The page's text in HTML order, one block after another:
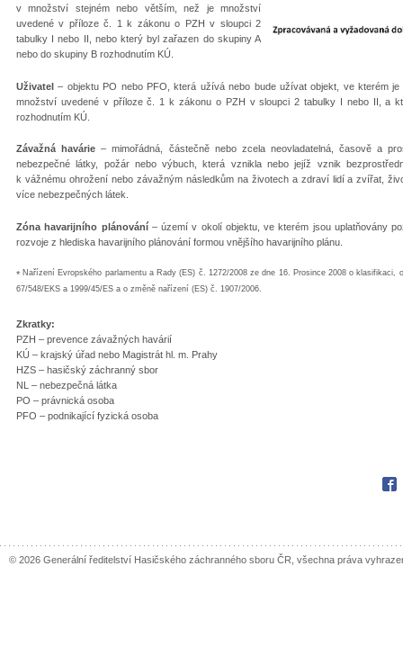
v množství stejném nebo větším, než je množství
uvedené v příloze č. 1 k zákonu o PZH v sloupci 2
tabulky I nebo II, nebo který byl zařazen do skupiny A
nebo do skupiny B rozhodnutím KÚ.
Uživatel– objektu PO nebo PFO, která užívá nebo bude užívat objekt, ve kterém
množství uvedené v příloze č. 1 k zákonu o PZH v sloupci 2 tabulky I nebo II, a
rozhodnutím KÚ.
Závažná havárie – mimořádná, částečně nebo zcela neovladatelná, časově a
nebezpečné látky, požár nebo výbuch, která vznikla nebo jejíž vznik
k vážnému ohrožení nebo závažným následkům na životech a zdraví lidí a zvířat,
více nebezpečných látek.
Zóna havarijního plánování– území v okolí objektu, ve kterém jsou uplatňovány
rozvoje z hlediska havarijního plánování formou vnějšího havarijního plánu.
*Nařízení Evropského parlamentu a Rady (ES) č. 1272/2008 ze dne 16. Prosince 2008 o
67/548/EKS a 1999/45/ES a o změně nařízení (ES) č. 1907/2006.
Zkratky:
PZH – prevence závažných havárií
KÚ – krajský úřad nebo Magistrát hl. m. Prahy
HZS – hasičský záchranný sbor
NL – nebezpečná látka
PO – právnická osoba
PFO – podnikající fyzická osoba
© 2026 Generální ředitelství Hasičského záchranného sboru ČR, všechna práva